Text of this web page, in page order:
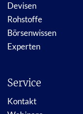
Devisen
Rohstoffe
Börsenwissen
Experten
Service
Kontakt